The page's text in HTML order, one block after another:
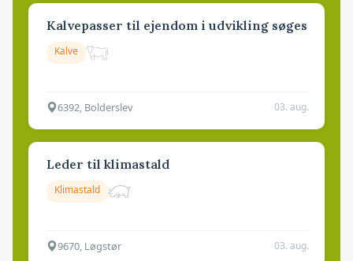
Kalvepasser til ejendom i udvikling søges
Kalve
6392, Bolderslev 03. aug.
Leder til klimastald
Klimastald
9670, Løgstør 03. aug.